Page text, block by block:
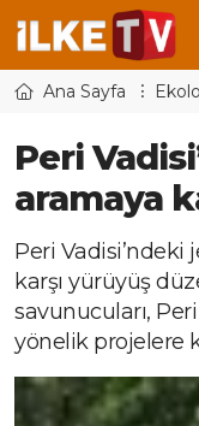
Ana Sayfa
Peri
aramaya
Peri Vadisi’ndeki
karşı yürüyüş
savunucuları,
yönelik projelere